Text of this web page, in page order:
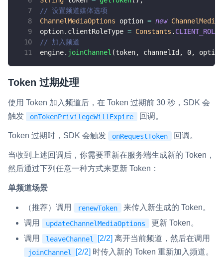
// 设置频道媒体选项
ChannelMediaOptions option = new
option. clientRoleType = Constants .
// 加入频道
engine. joinChannel (token, channelId , 0, option
Token 过期处理
使用 Token 加入频道后，在 Token 过期前 30 秒，SDK 会
触发
onTokenPrivilegeWillExpire 回调。
Token 过期时，SDK 会触发 onRequestToken 回调。
当收到上述回调后，你需要重新在服务端生成新的 Token，
然后通过下列任意一种方式来更新 Token：
单频道场景
（推荐）调用 renewToken
来传入新生成的 Token。
调用
updateChannelMediaOptions
更新 Token。
调用
leaveChannel [2/2] 离开当前频道，然后在调用
joinChannel [2/2] 时传入新的 Token 重新加入频道。